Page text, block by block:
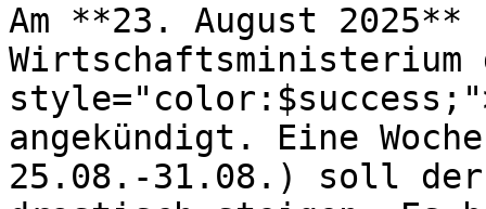
Am **23. August
Wirtschaftsministerium
angekündigt. Eine
25.08.-31.08.) soll der